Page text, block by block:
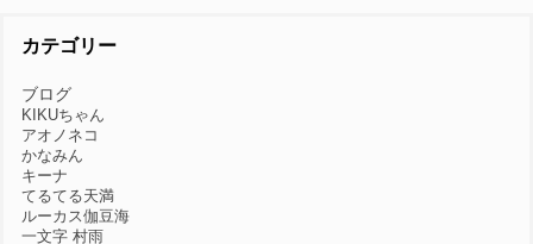
カテゴリー
ブログ
KIKUちゃん
アオノネコ
かなみん
キーナ
てるてる天満
ルーカス伽豆海
一文字 村雨